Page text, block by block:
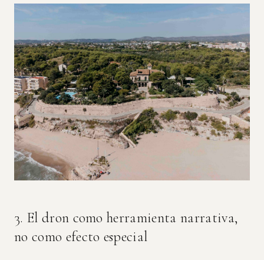
3. El dron como herramienta narrativa,
no como efecto especial